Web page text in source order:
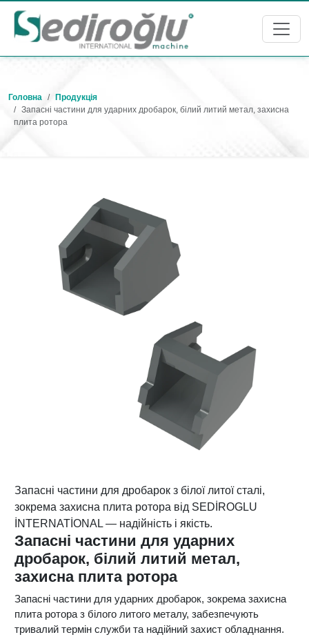
Головна
Продукція
Запасні частини для ударних дробарок, білий литий метал, захисна
плита ротора
Запасні частини для дробарок з білої литої сталі,
зокрема захисна плита ротора від SEDİROGLU
İNTERNATİONAL — надійність і якість.
Запасні частини для ударних
дробарок, білий литий метал,
захисна плита ротора
Запасні частини для ударних дробарок, зокрема захисна
плита ротора з білого литого металу, забезпечують
тривалий термін служби та надійний захист обладнання.